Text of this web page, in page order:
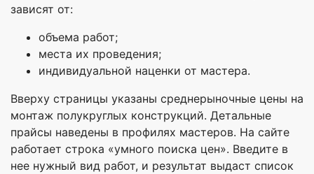
зависят от:
объема работ;
места их проведения;
индивидуальной наценки от мастера.
Вверху страницы указаны среднерыночные цены на
монтаж полукруглых конструкций. Детальные
прайсы наведены в профилях мастеров. На сайте
работает строка «умного поиска цен». Введите в
нее нужный вид работ, и результат выдаст список